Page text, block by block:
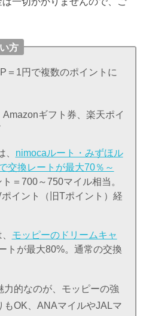
方
＝1円で複数のポイントに
ギフト券、楽天ポイ
nimocaルート・みずほル
交換レートが最大70％～
＝700～750マイル相当。
イント（旧Tポイント）経
モッピーのドリームキャ
トが最大80%。通常の交換
力的なのが、モッピーの強
もOK、ANAマイルやJALマ